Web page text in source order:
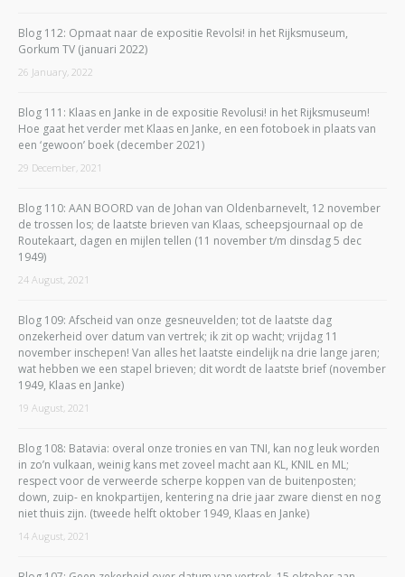
Blog 112: Opmaat naar de expositie Revolsi! in het Rijksmuseum,
Gorkum TV (januari 2022)
26 January, 2022
Blog 111: Klaas en Janke in de expositie Revolusi! in het Rijksmuseum!
Hoe gaat het verder met Klaas en Janke, en een fotoboek in plaats van
een ‘gewoon’ boek (december 2021)
29 December, 2021
Blog 110: AAN BOORD van de Johan van Oldenbarnevelt, 12 november
de trossen los; de laatste brieven van Klaas, scheepsjournaal op de
Routekaart, dagen en mijlen tellen (11 november t/m dinsdag 5 dec
1949)
24 August, 2021
Blog 109: Afscheid van onze gesneuvelden; tot de laatste dag
onzekerheid over datum van vertrek; ik zit op wacht; vrijdag 11
november inschepen! Van alles het laatste eindelijk na drie lange jaren;
wat hebben we een stapel brieven; dit wordt de laatste brief (november
1949, Klaas en Janke)
19 August, 2021
Blog 108: Batavia: overal onze tronies en van TNI, kan nog leuk worden
in zo’n vulkaan, weinig kans met zoveel macht aan KL, KNIL en ML;
respect voor de verweerde scherpe koppen van de buitenposten;
down, zuip- en knokpartijen, kentering na drie jaar zware dienst en nog
niet thuis zijn. (tweede helft oktober 1949, Klaas en Janke)
14 August, 2021